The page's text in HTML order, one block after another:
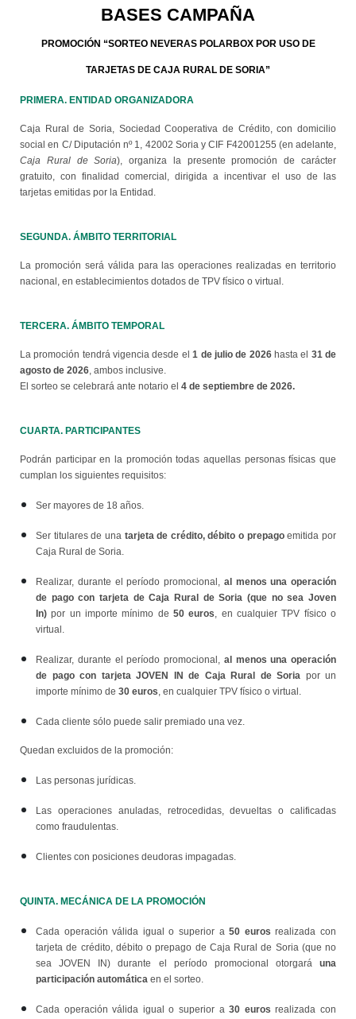
BASES CAMPAÑA
PROMOCIÓN “SORTEO NEVERAS POLARBOX POR USO DE
TARJETAS DE CAJA RURAL DE SORIA”
PRIMERA. ENTIDAD ORGANIZADORA
Caja Rural de Soria, Sociedad Cooperativa de Crédito, con domicilio
social en C/ Diputación nº 1, 42002 Soria y CIF F42001255 (en adelante,
Caja Rural de Soria), organiza la presente promoción de carácter
gratuito, con finalidad comercial, dirigida a incentivar el uso de las
tarjetas emitidas por la Entidad.
SEGUNDA. ÁMBITO TERRITORIAL
La promoción será válida para las operaciones realizadas en territorio
nacional, en establecimientos dotados de TPV físico o virtual.
TERCERA. ÁMBITO TEMPORAL
La promoción tendrá vigencia desde el1 de julio de 2026hasta el 31 de
agosto de 2026 , ambos inclusive.
El sorteo se celebrará ante notario el 4 de septiembre de 2026.
CUARTA. PARTICIPANTES
Podrán participar en la promoción todas aquellas personas físicas que
cumplan los siguientes requisitos:
Ser mayores de 18 años.
Ser titulares de una tarjeta de crédito, débito o prepagoemitida por
Caja Rural de Soria.
Realizar, durante el período promocional, al menos una operación
de pago con tarjeta de Caja Rural de Soria (que no sea Joven
In)por un importe mínimo de50 euros , en cualquier TPV físico o
virtual.
Realizar, durante el período promocional, al menos una operación
de pago con tarjeta JOVEN IN de Caja Rural de Soria por un
importe mínimo de 30 euros , en cualquier TPV físico o virtual.
Cada cliente sólo puede salir premiado una vez.
Quedan excluidos de la promoción:
Las personas jurídicas.
Las operaciones anuladas, retrocedidas, devueltas o calificadas
como fraudulentas.
Clientes con posiciones deudoras impagadas.
QUINTA. MECÁNICA DE LA PROMOCIÓN
Cada operación válida igual o superior a50 euros realizada con
tarjeta de crédito, débito o prepago de Caja Rural de Soria (que no
sea JOVEN IN) durante el período promocional otorgará una
participación automática en el sorteo.
Cada operación válida igual o superior a30 euros realizada con